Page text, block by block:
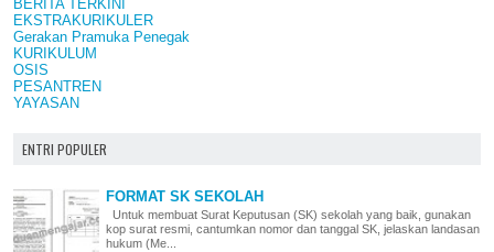
BERITA TERKINI
EKSTRAKURIKULER
Gerakan Pramuka Penegak
KURIKULUM
OSIS
PESANTREN
YAYASAN
ENTRI POPULER
FORMAT SK SEKOLAH
Untuk membuat Surat Keputusan (SK) sekolah yang baik, gunakan
kop surat resmi, cantumkan nomor dan tanggal SK, jelaskan landasan
hukum (Me...